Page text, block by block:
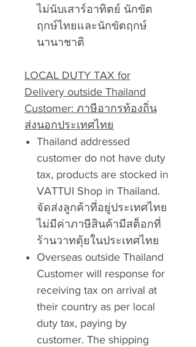
ไม่นับเสาร์อาทิตย์ นักขัต
ฤกษ์ไทยและนักขัตฤกษ์
นานาชาติ
LOCAL DUTY TAX for
Delivery outside Thailand
Customer: ภาษีอากรท้องถิ่น
ส่งนอกประเทศไทย
Thailand addressed
customer do not have duty
tax, products are stocked in
VATTUI Shop in Thailand.
จัดส่งลูกค้าที่อยู่ประเทศไทย
ไม่มีค่าภาษีสินค้ามีสต็อกที่
ร้านวาทตุ้ยในประเทศไทย
Overseas outside Thailand
Customer will response for
receiving tax on arrival at
their country as per local
duty tax, paying by
customer. The shipping